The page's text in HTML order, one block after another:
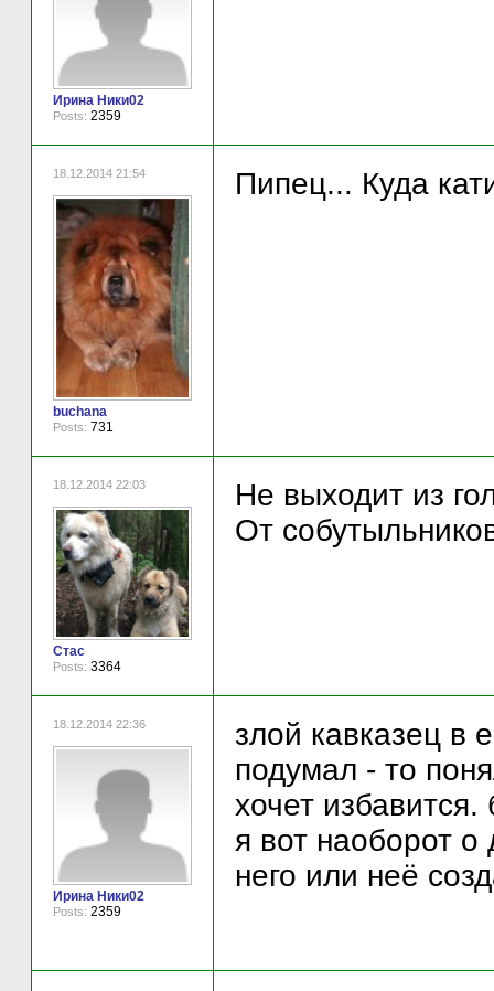
Ирина Ники02
Posts: 2359
18.12.2014 21:54
buchana
Posts: 731
Пипец... Куда
18.12.2014 22:03
Стас
Posts: 3364
Не выходит из
От
18.12.2014 22:36
Ирина Ники02
Posts: 2359
злой кавказец в
подумал - то
хочет избавится.
я вот наоборот о
него или неё